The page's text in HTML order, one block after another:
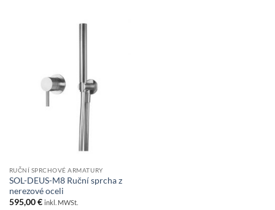
RUČNÍ SPRCHOVÉ ARMATURY
SOL-DEUS-M8 Ruční sprcha z
nerezové oceli
595,00€ inkl. MWSt.